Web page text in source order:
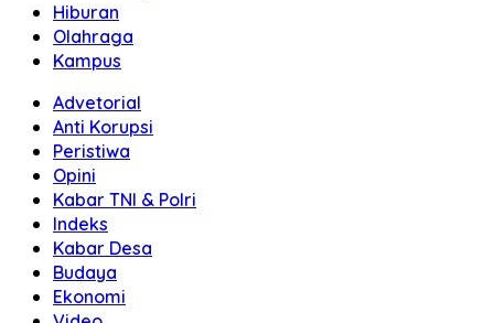
Hiburan
Olahraga
Kampus
Advetorial
Anti Korupsi
Peristiwa
Opini
Kabar TNI & Polri
Indeks
Kabar Desa
Budaya
Ekonomi